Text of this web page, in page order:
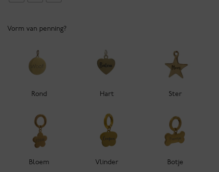
Vorm van penning?
Rond Hart Ster
Bloem Vlinder Botje